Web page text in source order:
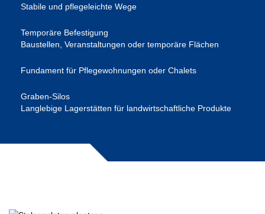
Stabile und pflegeleichte Wege
Temporäre Befestigung
Baustellen, Veranstaltungen oder temporäre Flächen
Fundament für Pflegewohnungen oder Chalets
Graben-Silos
Langlebige Lagerstätten für landwirtschaftliche Produkte